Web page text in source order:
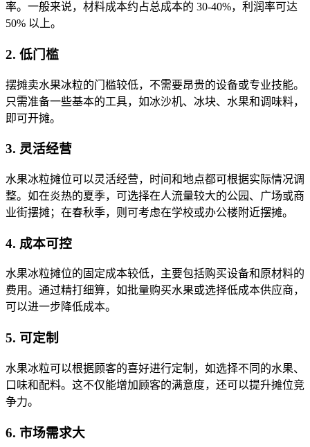
率。一般来说，材料成本约占总成本的 30-40%，利润率可达
50% 以上。
2. 低门槛
摆摊卖水果冰粒的门槛较低，不需要昂贵的设备或专业技能。
只需准备一些基本的工具，如冰沙机、冰块、水果和调味料，
即可开摊。
3. 灵活经营
水果冰粒摊位可以灵活经营，时间和地点都可根据实际情况调
整。如在炎热的夏季，可选择在人流量较大的公园、广场或商
业街摆摊；在春秋季，则可考虑在学校或办公楼附近摆摊。
4. 成本可控
水果冰粒摊位的固定成本较低，主要包括购买设备和原材料的
费用。通过精打细算，如批量购买水果或选择低成本供应商，
可以进一步降低成本。
5. 可定制
水果冰粒可以根据顾客的喜好进行定制，如选择不同的水果、
口味和配料。这不仅能增加顾客的满意度，还可以提升摊位竞
争力。
6. 市场需求大